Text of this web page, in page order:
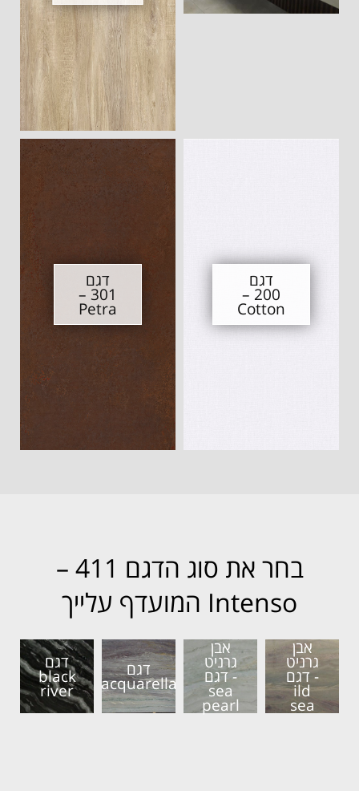
דגם
200 –
Cotton
דגם
301 –
Petra
בחר את סוג הדגם 411 –
Intenso המועדף עלייך
אבן
גרניט
- דגם
ild
sea
אבן
גרניט
- דגם
sea
pearl
דגם
acquarella
דגם
black
river